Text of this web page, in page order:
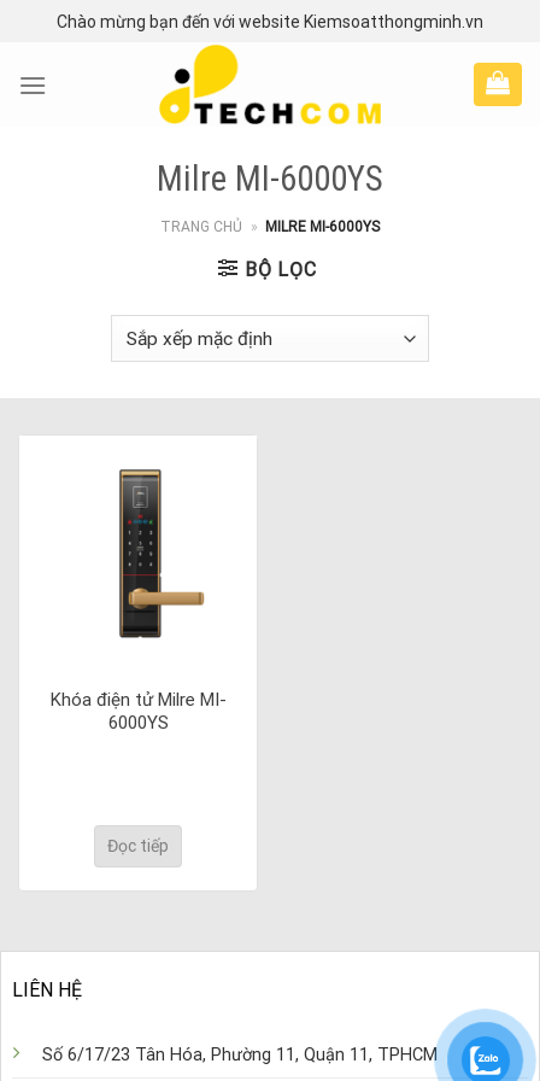
content
Chào mừng bạn đến với website Kiemsoatthongminh.vn
Milre MI-6000YS
TRANG CHỦ » MILRE MI-6000YS
BỘ LỌC
Khóa điện tử Milre MI-
6000YS
Đọc tiếp
LIÊN HỆ
Số 6/17/23 Tân Hóa, Phường 11, Quận 11, TPHCM